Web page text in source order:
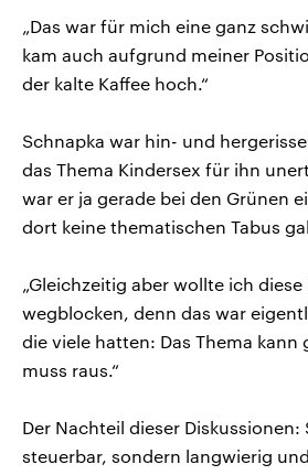
„Das war für mich eine ganz
kam auch aufgrund meiner
der kalte Kaffee hoch.“
Schnapka war hin- und
das Thema Kindersex für ihn
war er ja gerade bei den Grünen
dort keine thematischen Tabus
„Gleichzeitig aber wollte ich
wegblocken, denn das war
die viele hatten: Das Thema kann
muss raus.“
Der Nachteil dieser Diskussionen:
steuerbar, sondern langwierig